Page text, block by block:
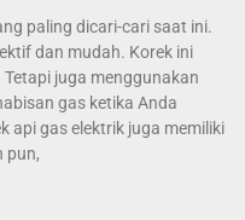
paling dicari-cari saat ini.
dan mudah. Korek ini
juga menggunakan
gas ketika Anda
api gas elektrik juga memiliki
pun,